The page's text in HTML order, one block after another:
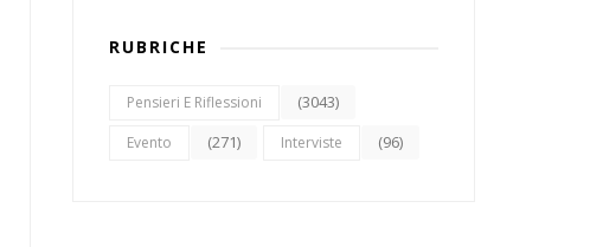
RUBRICHE
Pensieri E Riflessioni (3043)
Evento (271) Interviste (96)